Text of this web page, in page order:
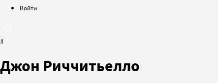
Войти
#
Джон Риччитьелло